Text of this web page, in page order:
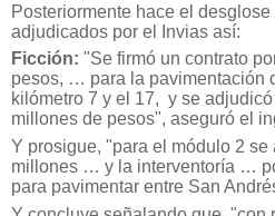
Posteriormente hace el
adjudicados por el Invias así:
Ficción: "Se firmó un contrato
pesos, … para la pavimentación
kilómetro 7 y el 17, y se
millones de pesos", aseguró el
Y prosigue, "para el módulo 2
millones … y la interventoría …
para pavimentar entre San